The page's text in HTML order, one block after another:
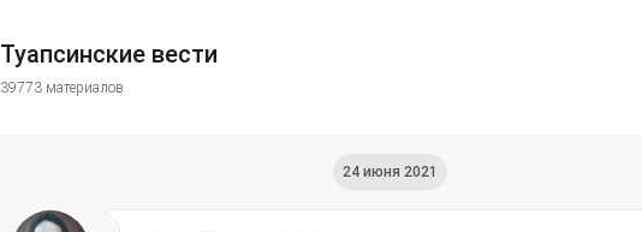
Туапсинские вести
39773 материалов
24 июня 2021